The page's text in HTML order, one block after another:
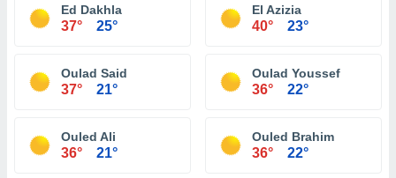
Ed Dakhla
37° 25°
El Azizia
40° 23°
Oulad Said
37° 21°
Oulad Youssef
36° 22°
Ouled Ali
36° 21°
Ouled Brahim
36° 22°